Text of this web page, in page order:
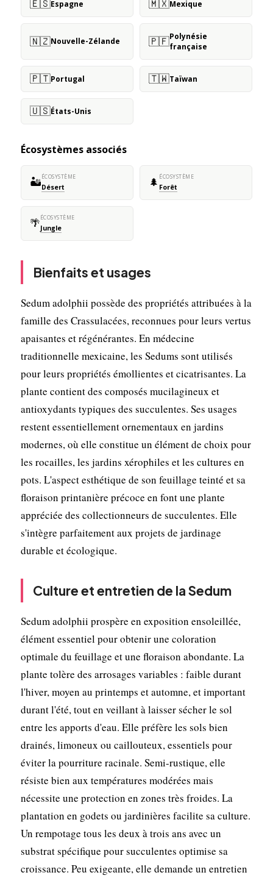
🇪🇸Espagne 🇲🇽Mexique
🇳🇿Nouvelle-Zélande 🇵🇫Polynésie
française
🇵🇹Portugal 🇹🇼Taïwan
🇺🇸États-Unis
Écosystèmes associés
🏜️ÉCOSYSTÈME
Désert 🌲 ÉCOSYSTÈME
Forêt
🌴ÉCOSYSTÈME
Jungle
Bienfaits et usages
Sedum adolphii possède des propriétés attribuées à la
famille des Crassulacées, reconnues pour leurs vertus
apaisantes et régénérantes. En médecine
traditionnelle mexicaine, les Sedums sont utilisés
pour leurs propriétés émollientes et cicatrisantes. La
plante contient des composés mucilagineux et
antioxydants typiques des succulentes. Ses usages
restent essentiellement ornementaux en jardins
modernes, où elle constitue un élément de choix pour
les rocailles, les jardins xérophiles et les cultures en
pots. L'aspect esthétique de son feuillage teinté et sa
floraison printanière précoce en font une plante
appréciée des collectionneurs de succulentes. Elle
s'intègre parfaitement aux projets de jardinage
durable et écologique.
Culture et entretien de la Sedum
Sedum adolphii prospère en exposition ensoleillée,
élément essentiel pour obtenir une coloration
optimale du feuillage et une floraison abondante. La
plante tolère des arrosages variables : faible durant
l'hiver, moyen au printemps et automne, et important
durant l'été, tout en veillant à laisser sécher le sol
entre les apports d'eau. Elle préfère les sols bien
drainés, limoneux ou caillouteux, essentiels pour
éviter la pourriture racinale. Semi-rustique, elle
résiste bien aux températures modérées mais
nécessite une protection en zones très froides. La
plantation en godets ou jardinières facilite sa culture.
Un rempotage tous les deux à trois ans avec un
substrat spécifique pour succulentes optimise sa
croissance. Peu exigeante, elle demande un entretien